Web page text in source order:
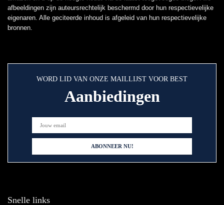
afbeeldingen zijn auteursrechtelijk beschermd door hun respectievelijke
eigenaren. Alle geciteerde inhoud is afgeleid van hun respectievelijke
bronnen.
WORD LID VAN ONZE MAILLIJST VOOR BEST
Aanbiedingen
Snelle links